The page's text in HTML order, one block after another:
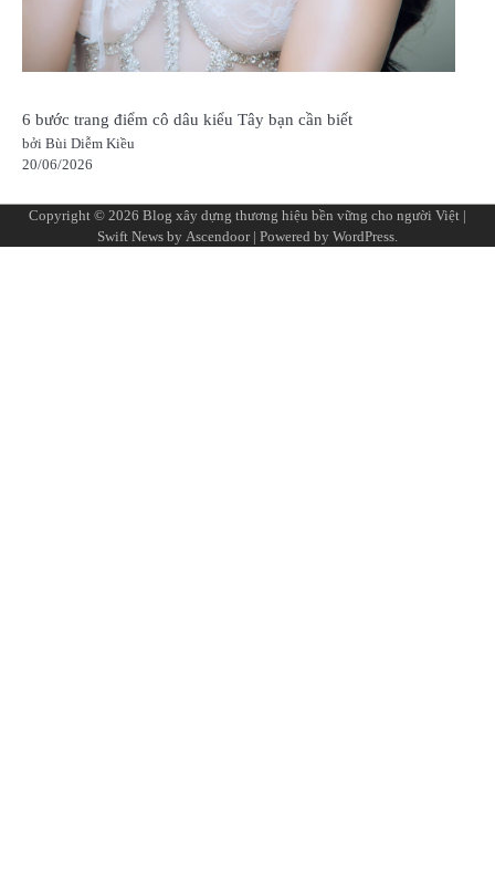
6 bước trang điểm cô dâu kiểu Tây bạn cần biết
bởi Bùi Diễm Kiều
20/06/2026
Copyright © 2026 Blog xây dựng thương hiệu bền vững cho người Việt |
Swift News by Ascendoor| Powered by WordPress.